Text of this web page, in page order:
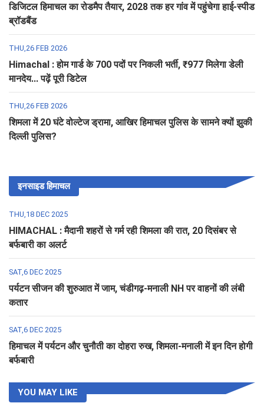
डिजिटल हिमाचल का रोडमैप तैयार, 2028 तक हर गांव में पहुंचेगा हाई-स्पीड
ब्रॉडबैंड
THU,26 FEB 2026
Himachal : होम गार्ड के 700 पदों पर निकली भर्ती, ₹977 मिलेगा डेली
मानदेय... पढ़ें पूरी डिटेल
THU,26 FEB 2026
शिमला में 20 घंटे वोल्टेज ड्रामा, आखिर हिमाचल पुलिस के सामने क्यों झुकी
दिल्ली पुलिस?
इनसाइड हिमाचल
THU,18 DEC 2025
HIMACHAL : मैदानी शहरों से गर्म रही शिमला की रात, 20 दिसंबर से
बर्फबारी का अलर्ट
SAT,6 DEC 2025
पर्यटन सीजन की शुरुआत में जाम, चंडीगढ़-मनाली NH पर वाहनों की लंबी
कतार
SAT,6 DEC 2025
हिमाचल में पर्यटन और चुनौती का दोहरा रुख, शिमला-मनाली में इन दिन होगी
बर्फबारी
YOU MAY LIKE